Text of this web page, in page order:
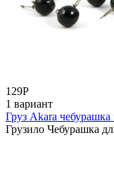
129Р
1 вариант
Груз Akara чебурашка
Грузило Чебурашка